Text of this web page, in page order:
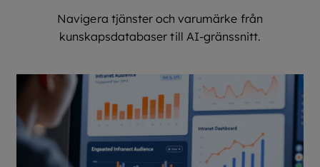
Navigera tjänster och varumärke från
kunskapsdatabaser till AI-gränssnitt.